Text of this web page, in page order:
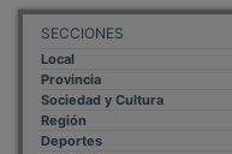
SECCIONES
Local
Provincia
Sociedad y Cultura
Región
Deportes
Economía